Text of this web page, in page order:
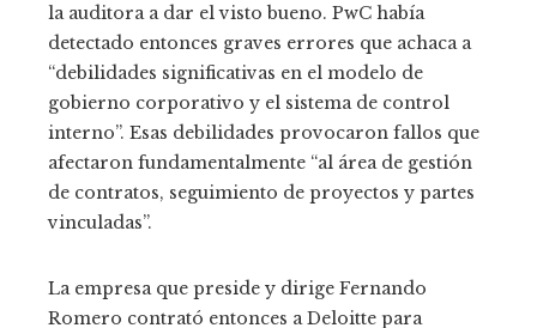
la auditora a dar el visto bueno. PwC había
detectado entonces graves errores que achaca a
“debilidades significativas en el modelo de
gobierno corporativo y el sistema de control
interno”. Esas debilidades provocaron fallos que
afectaron fundamentalmente “al área de gestión
de contratos, seguimiento de proyectos y partes
vinculadas”.
La empresa que preside y dirige Fernando
Romero contrató entonces a Deloitte para